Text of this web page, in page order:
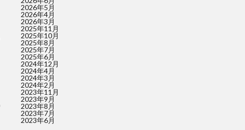
2026年5月
2026年4月
2026年3月
2025年11月
2025年10月
2025年8月
2025年7月
2025年6月
2024年12月
2024年4月
2024年3月
2024年2月
2023年11月
2023年9月
2023年8月
2023年7月
2023年6月